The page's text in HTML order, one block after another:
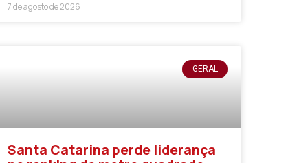
7 de agosto de 2026
GERAL
Santa Catarina perde liderança